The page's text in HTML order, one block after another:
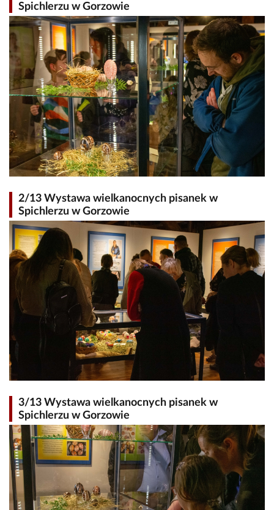
Spichlerzu w Gorzowie
2/13 Wystawa wielkanocnych pisanek w
Spichlerzu w Gorzowie
3/13 Wystawa wielkanocnych pisanek w
Spichlerzu w Gorzowie